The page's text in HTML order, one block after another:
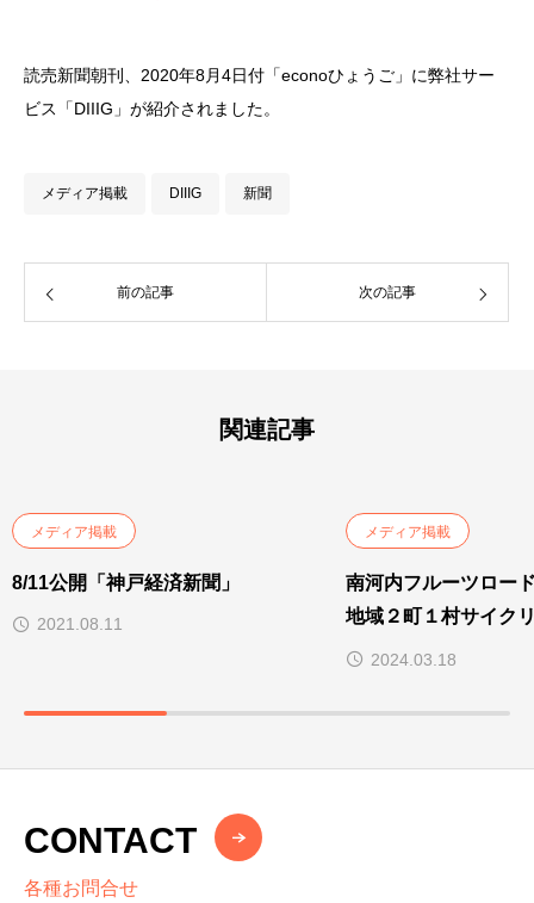
読売新聞朝刊、2020年8月4日付「econoひょうご」に弊社サー
ビス「DIIIG」が紹介されました。
メディア掲載 DIIIG 新聞
前の記事 次の記事
関連記事
メディア掲載
8/11公開「神戸経済新聞」
2021.08.11
メディア掲載
南河内フルーツロー
地域２町１村サイク
を開催2024.03.18
CONTACT
各種お問合せ